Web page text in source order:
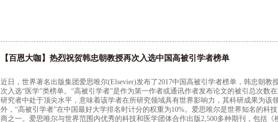
【百恩大咖】热烈祝贺韩忠朝教授再次入选中国高被引学者榜单
近日，世界著名出版集团爱思唯尔(Elsevier)发布了2017中国高被引学者榜单，韩忠朝教
次入选“医学”类榜单。“高被引学者”是作为第一作者或通讯作者发布论文的被引总次数
研究者中处于顶尖水平，意味着该学者在所研究领域具有世界影响力，其科研成果为该
外，“高被引学者”在中国最好大学排名时计分的权重为10%。爱思唯尔是世界知名的科
商之一。爱思唯尔与世界范围内优秀的科技和医学团体合作出版2,500多种期刊，包括《